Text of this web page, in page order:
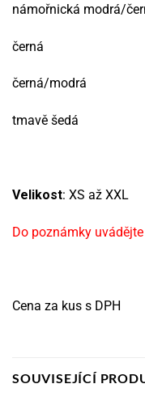
námořnická modrá/
černá
černá/modrá
tmavě šedá
Velikost: XS až XXL
Do poznámky
Cena za kus s DPH
SOUVISEJÍCÍ